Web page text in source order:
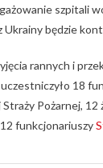
szpitali
Ukrainy będzie
rannych i
18
Pożarnej, 12
funkcjonariuszy